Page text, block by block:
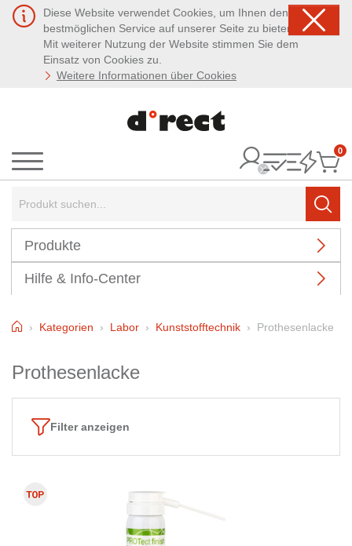
Diese Website verwendet Cookies, um Ihnen den
bestmöglichen Service auf unserer Seite zu bieten.
Mit weiterer Nutzung der Website stimmen Sie dem
Einsatz von Cookies zu.
Weitere Informationen über Cookies
Menü
0
Produkte
Hilfe & Info-Center
HomeKategorien Labor Kunststofftechnik Prothesenlacke
Prothesenlacke
Filter anzeigen